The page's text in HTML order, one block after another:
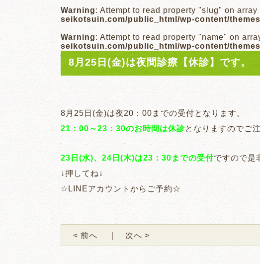
Warning: Attempt to read property "slug" on array
seikotsuin.com/public_html/wp-content/
Warning: Attempt to read property "name" on
seikotsuin.com/public_html/wp-content/
8月25日(金)は夜間診療【休診】です。
8月25日(金)は夜20：00までの受付となります。
21：00～23：30のお時間は休診となりますのでご
23日(水)、24日(木)は23：30までの受付ですので是
↓押してね↓
☆ LINEアカウントからご予約☆
< 前へ ｜ 次へ >